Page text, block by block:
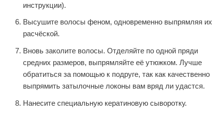
инструкции).
Высушите волосы феном, одновременно выпрямляя их
расчёской.
Вновь заколите волосы. Отделяйте по одной пряди
средних размеров, выпрямляйте её утюжком. Лучше
обратиться за помощью к подруге, так как качественно
выпрямить затылочные локоны вам вряд ли удастся.
Нанесите специальную кератиновую сыворотку.